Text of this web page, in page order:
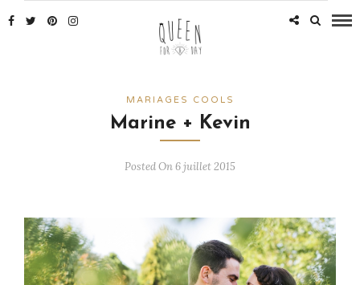
MARIAGES COOLS
Marine + Kevin
Posted On 6 juillet 2015